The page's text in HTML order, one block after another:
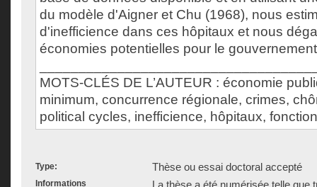
du modèle d'Aigner et Chu (1968), nous
d'inefficience dans ces hôpitaux et nous
économies potentielles pour le
MOTS-CLÉS DE L’AUTEUR : économie
minimum, concurrence régionale, crimes,
political cycles, inefficience, hôpitaux,
Type: Thèse ou essai doctoral accepté
Informations
La thèse a été numérisée telle que